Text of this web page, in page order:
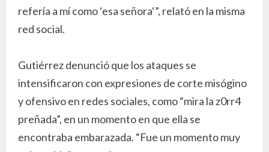
refería a mí como ‘esa señora‘”, relató en la misma
red social.
Gutiérrez denunció que los ataques se
intensificaron con expresiones de corte misógino
y ofensivo en redes sociales, como “mira la z0rr4
preñada”, en un momento en que ella se
encontraba embarazada. “Fue un momento muy